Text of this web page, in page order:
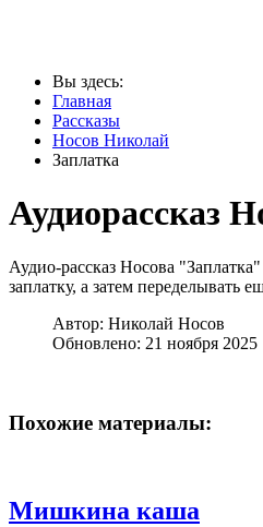
Вы здесь:
Главная
Рассказы
Носов Николай
Заплатка
Аудиорассказ
Аудио-рассказ Носова
заплатку, а затем переделывать
Автор: Николай Носов
Обновлено: 21 ноября 2025
Похожие материалы:
Мишкина каша